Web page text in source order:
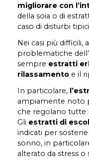
migliorare con
della soia o di
caso di disturbi
Nei casi più difficili,
problematiche
sempre estratti
rilassamento e il
In particolare,
ampiamente noto
che regolano tutte
Gli estratti di
indicati per
sonno, in
alterato da stress o